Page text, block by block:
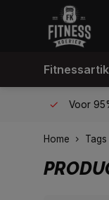
Voor
Home Tags